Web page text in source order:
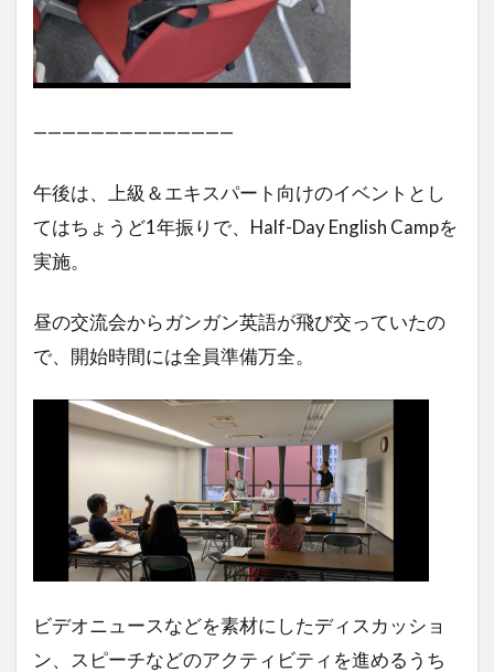
——————————————
午後は、上級＆エキスパート向けのイベントとし
てはちょうど1年振りで、Half-Day English Campを
実施。
昼の交流会からガンガン英語が飛び交っていたの
で、開始時間には全員準備万全。
ビデオニュースなどを素材にしたディスカッショ
ン、スピーチなどのアクティビティを進めるうち